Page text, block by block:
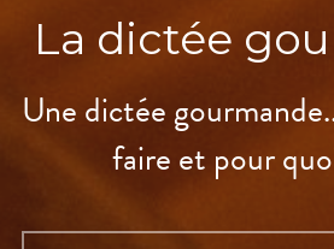
La dictée
Une dictée
faire et pour